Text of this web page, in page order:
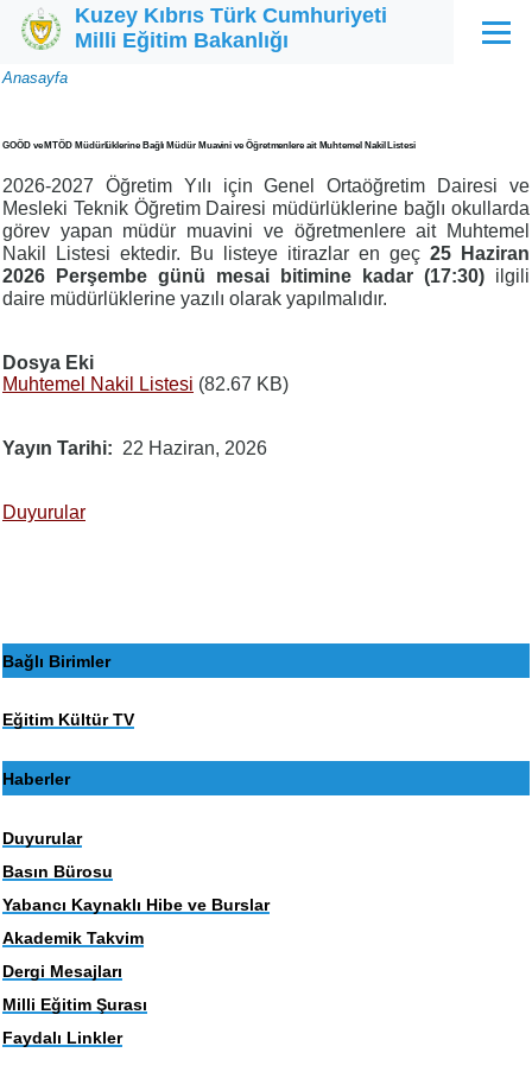
Ana içeriğe atla
Kuzey Kıbrıs Türk Cumhuriyeti
Milli Eğitim Bakanlığı
Menü
Sayfa
Anasayfa
GOÖD ve MTÖD Müdürlüklerine Bağlı Müdür Muavini ve Öğretmenlere ait Muhtemel Nakil Listesi
2026-2027 Öğretim Yılı için Genel Ortaöğretim Dairesi ve
Mesleki Teknik Öğretim Dairesi müdürlüklerine bağlı okullarda
görev yapan müdür muavini ve öğretmenlere ait Muhtemel
Nakil Listesi ektedir. Bu listeye itirazlar en geç 25 Haziran
2026
Perşembe günü mesai bitimine kadar (17:30) ilgili
daire müdürlüklerine yazılı olarak yapılmalıdır.
Dosya Eki
Muhtemel Nakil Listesi (82.67 KB)
Yayın Tarihi 22 Haziran, 2026
Duyurular
Bağlı Birimler
Eğitim Kültür TV
Haberler
Duyurular
Basın Bürosu
Yabancı Kaynaklı Hibe ve Burslar
Akademik Takvim
Dergi Mesajları
Milli Eğitim Şurası
Faydalı Linkler